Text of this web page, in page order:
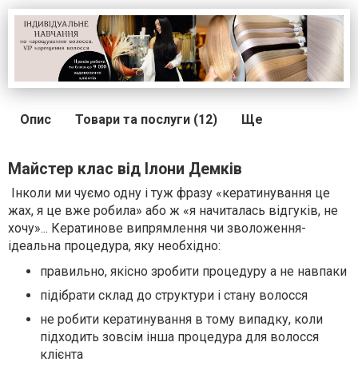
Опис Товари та послуги (12) Ще
Майстер клас від Ілони Демків
Інколи ми чуємо одну і туж фразу «кератинування це
жах, я це вже робила» або ж «я начиталась відгуків, не
хочу»... Кератинове випрямлення чи зволоження-
ідеальна процедура, яку необхідно:
правильно, якісно зробити процедуру а не навпаки
підібрати склад до структури і стану волосся
не робити кератинування в тому випадку, коли
підходить зовсім інша процедура для волосся
клієнта